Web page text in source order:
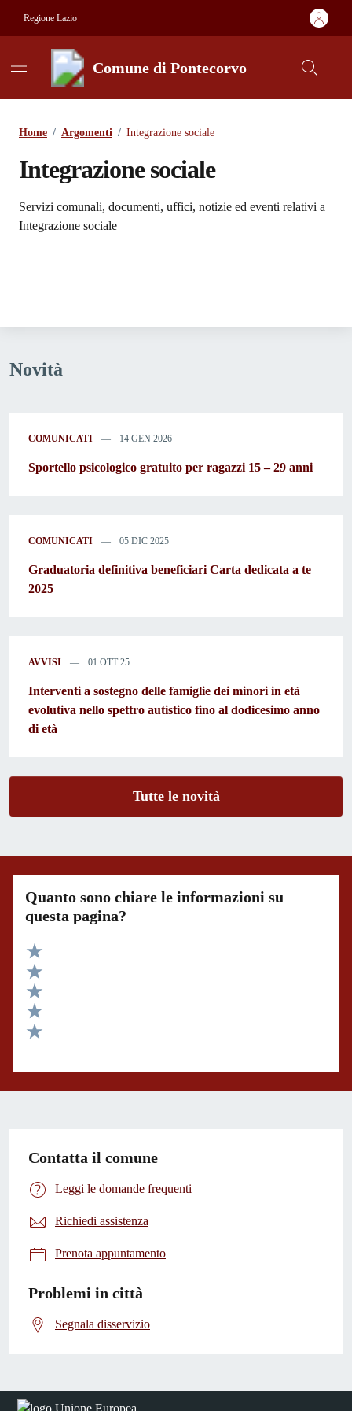
Regione Lazio
Comune di Pontecorvo
Home / Argomenti / Integrazione sociale
Integrazione sociale
Dettagli dell'argomento
Servizi comunali, documenti, uffici, notizie ed eventi relativi a
Integrazione sociale
Novità
COMUNICATI 14 GEN 2026
Sportello psicologico gratuito per ragazzi 15 – 29 anni
COMUNICATI 05 DIC 2025
Graduatoria definitiva beneficiari Carta dedicata a te
2025
AVVISI 01 OTT 25
Interventi a sostegno delle famiglie dei minori in età
evolutiva nello spettro autistico fino al dodicesimo anno
di età
Tutte le novità
Quanto sono chiare le informazioni su
questa pagina?
Valuta 5 stelle su 5
Valuta 4 stelle su 5
Valuta 3 stelle su 5
Valuta 2 stelle su 5
Contatta il comune
Leggi le domande frequenti
Richiedi assistenza
Prenota appuntamento
Problemi in città
Segnala disservizio